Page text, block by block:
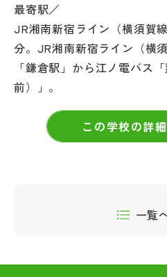
最寄駅／
JR湘南新宿ライン（横須賀
分。JR湘南新宿ライン（横
「鎌倉駅」から江ノ電バス
前）」。
この学校の詳
一覧